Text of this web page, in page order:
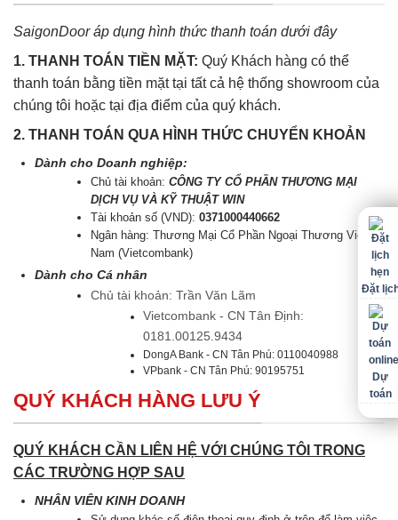
SaigonDoor áp dụng hình thức thanh toán dưới đây
1. THANH TOÁN TIỀN MẶT: Quý Khách hàng có thể
thanh toán bằng tiền mặt tại tất cả hệ thống showroom của
chúng tôi hoặc tại địa điểm của quý khách.
2. THANH TOÁN QUA HÌNH THỨC CHUYỂN KHOẢN
Dành cho Doanh nghiệp:
Chủ tài khoản:CÔNG TY CỔ PHẦN THƯƠNG MẠI
DỊCH VỤ VÀ KỸ THUẬT WIN
Tài khoản số (VND):0371000440662
Ngân hàng: Thương Mại Cổ Phần Ngoại Thương Việt
Nam (Vietcombank)
Dành cho Cá nhân
Chủ tài khoản: Trần Văn Lãm
Vietcombank - CN Tân Định:
0181.00125.9434
DongA Bank - CN Tân Phú: 0110040988
VPbank - CN Tân Phú: 90195751
QUÝ KHÁCH HÀNG LƯU Ý
QUÝ KHÁCH CẦN LIÊN HỆ VỚI CHÚNG TÔI TRONG
CÁC TRƯỜNG HỢP SAU
NHÂN VIÊN KINH DOANH
Đặt
Dự
toán